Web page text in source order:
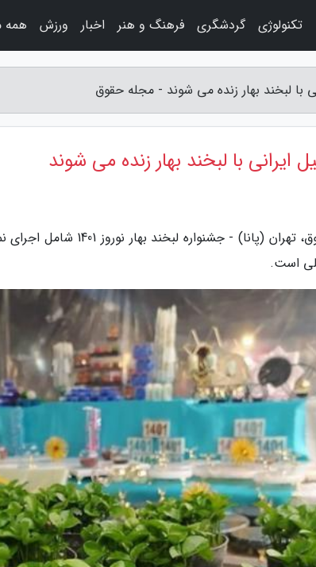
لبخند بهار زنده می شوند - مجله حقوق
با لبخند بهار زنده می شوند
به گزارش مجله حقوق، تهران
است.
تکنولوژی گردشگری فرهنگ و هنر اخبار ورزش همه